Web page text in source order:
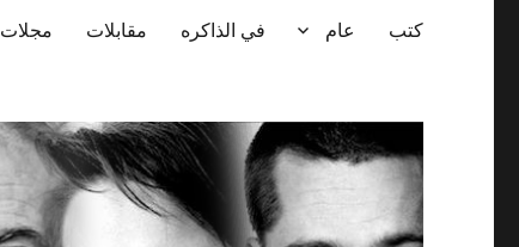
كتب عام في الذاكره مقابلات مجلات